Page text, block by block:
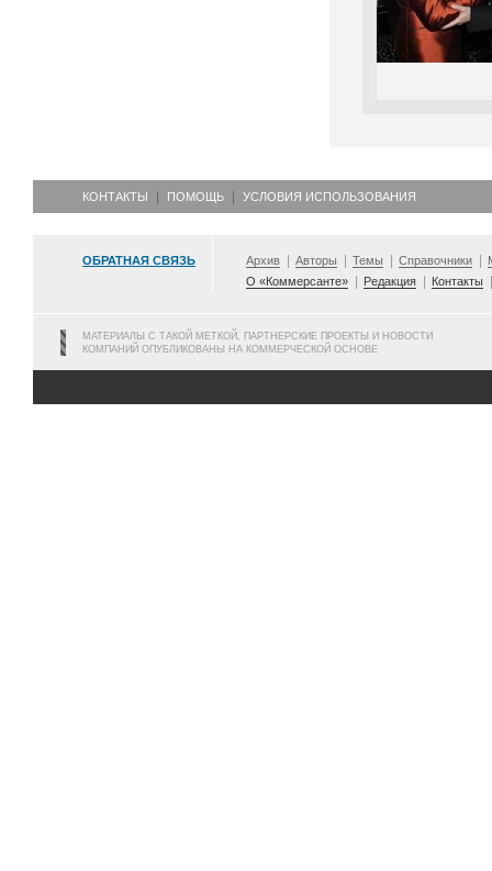
КОНТАКТЫ ПОМОЩЬ УСЛОВИЯ ИСПОЛЬЗОВАНИЯ
ОБРАТНАЯ СВЯЗЬ Архив Авторы Темы Справочники
О «Коммерсанте»
Редакция Контакты
МАТЕРИАЛЫ С ТАКОЙ МЕТКОЙ, ПАРТНЕРСКИЕ ПРОЕКТЫ И НОВОСТИ
КОМПАНИЙ ОПУБЛИКОВАНЫ НА КОММЕРЧЕСКОЙ ОСНОВЕ